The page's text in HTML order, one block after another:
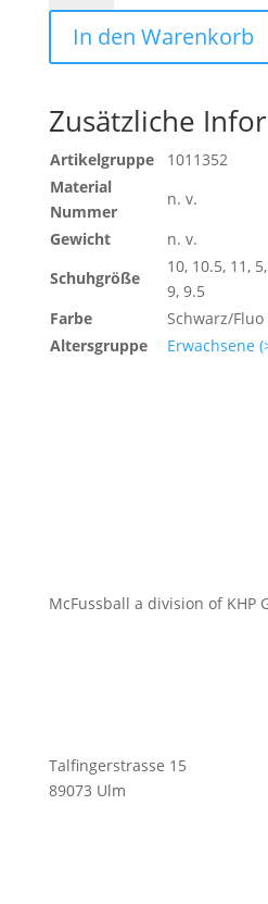
HN
FLEX
FRAME
In den Warenkorb
Zusätzliche
Artikelgruppe
1011352
Material
Nummer
n. v.
Gewicht
n. v.
Schuhgröße
10, 10.5, 11,
9, 9.5
Farbe
Schwarz/Fluo
Altersgruppe
Erwachsene
McFussball a division of KHP
Talfingerstrasse 15
89073 Ulm